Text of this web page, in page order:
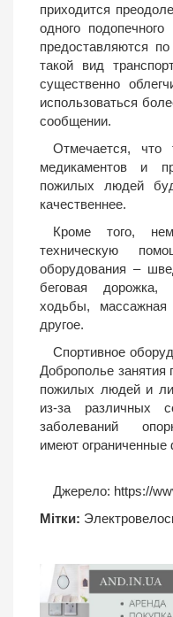
приходится
одного
предоставляются
такой вид
существенно
использоваться
сообщении.
Отмечается, что
медикаментов и
пожилых людей
качественнее.
Кроме того,
техническую
оборудования –
беговая дорожка,
ходьбы,
другое.
Спортивное
Доброполье занятия
пожилых людей и
из-за различных
заболеваний
имеют ограниченные
Джерело: https://
Мітки: